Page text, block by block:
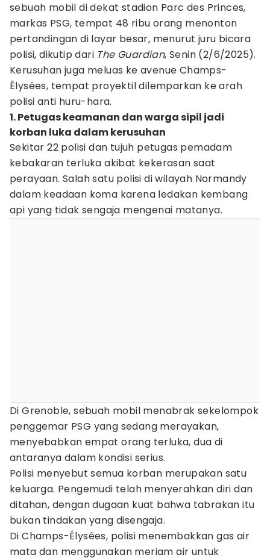
sebuah mobil di dekat stadion Parc des Princes,
markas PSG, tempat 48 ribu orang menonton
pertandingan di layar besar, menurut juru bicara
polisi, dikutip dari The Guardian, Senin (2/6/2025).
Kerusuhan juga meluas ke avenue Champs-
Élysées, tempat proyektil dilemparkan ke arah
polisi anti huru-hara.
1. Petugas keamanan dan warga sipil jadi
korban luka dalam kerusuhan
Sekitar 22 polisi dan tujuh petugas pemadam
kebakaran terluka akibat kekerasan saat
perayaan. Salah satu polisi di wilayah Normandy
dalam keadaan koma karena ledakan kembang
api yang tidak sengaja mengenai matanya.
Di Grenoble, sebuah mobil menabrak sekelompok
penggemar PSG yang sedang merayakan,
menyebabkan empat orang terluka, dua di
antaranya dalam kondisi serius.
Polisi menyebut semua korban merupakan satu
keluarga. Pengemudi telah menyerahkan diri dan
ditahan, dengan dugaan kuat bahwa tabrakan itu
bukan tindakan yang disengaja.
Di Champs-Élysées, polisi menembakkan gas air
mata dan menggunakan meriam air untuk